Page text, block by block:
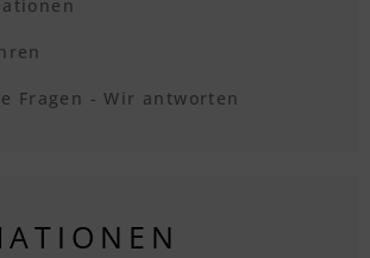
Fragen - Wir antworten